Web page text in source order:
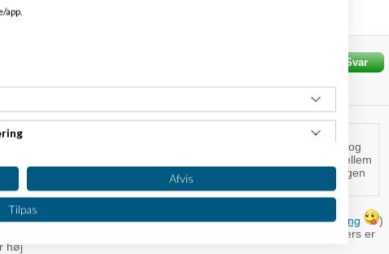
Svar
F:
du på at du vil have en lønomkostning + sociale omkostninger og
en avance? Så kan du tage timelønnen og gange med et sted mellem
og 1,48. Når du har haft virksomhed et par år, kan du regne din egen
ud.
du så ha ferie med i det mindste (hvis det så er en socialomkostning
)
o.l. ellers er
høj
app.
Afvis
Tilpas